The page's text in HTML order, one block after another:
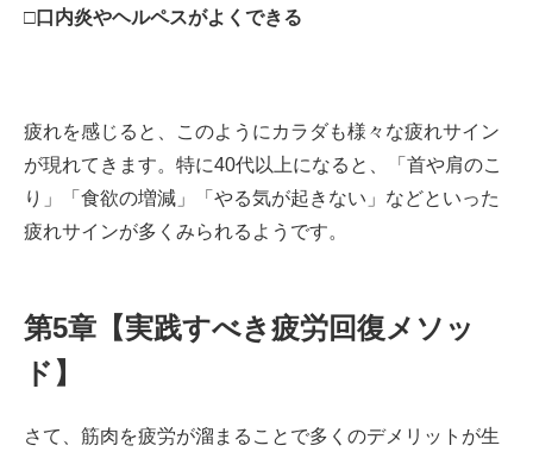
□口内炎やヘルペスがよくできる
疲れを感じると、このようにカラダも様々な疲れサイン
が現れてきます。特に40代以上になると、「首や肩のこ
り」「食欲の増減」「やる気が起きない」などといった
疲れサインが多くみられるようです。
第5章【実践すべき疲労回復メソッ
ド】
さて、筋肉を疲労が溜まることで多くのデメリットが生